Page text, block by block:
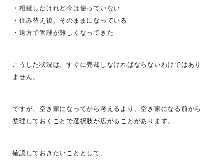
・相続したけれど今は使っていない
・住み替え後、そのままになっている
・遠方で管理が難しくなってきた
こうした状況は、すぐに売却しなければならないわけではあり
ません。
ですが、空き家になってから考えるより、空き家になる前から
整理しておくことで選択肢が広がることがあります。
確認しておきたいこととして、